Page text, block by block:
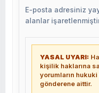
E-posta adresiniz
alanlar
YASAL UYARI:
kişilik haklarına
yorumların
gönderene aittir.